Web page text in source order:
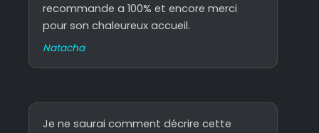
recommande a 100% et encore merci
pour son chaleureux accueil.
Natacha
Je ne saurai comment décrire cette